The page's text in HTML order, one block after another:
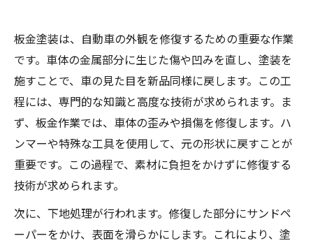
板金塗装は、自動車の外観を修復するための重要な作業
です。車体の金属部分に生じた傷や凹みを直し、塗装を
施すことで、車の見た目を新品同様に戻します。この工
程には、専門的な知識と高度な技術が求められます。ま
ず、板金作業では、車体の歪みや損傷を修復します。ハ
ンマーや特殊な工具を使用して、元の形状に戻すことが
重要です。この過程で、素材に負担をかけずに修復する
技術が求められます。
次に、下地処理が行われます。修復した部分にサンドペ
ーパーをかけ、表面を滑らかにします。これにより、塗